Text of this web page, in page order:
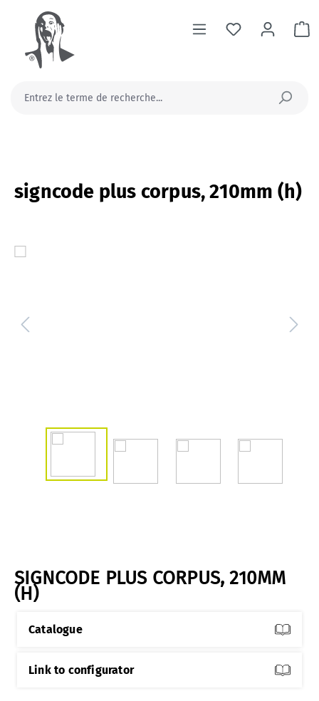
principal
signcode plus corpus, 210mm (h)
SIGNCODE PLUS CORPUS, 210MM
(H)
Catalogue
Link to configurator